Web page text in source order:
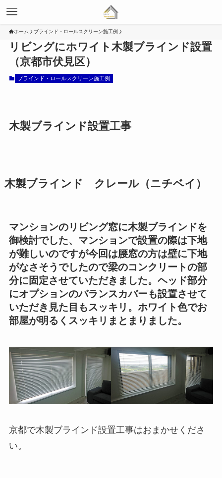
ホーム ブラインド・ロールスクリーン施工例
リビングにホワイト木製ブラインド設置
（京都市伏見区）
ブラインド・ロールスクリーン施工例
木製ブラインド設置工事
木製ブラインド クレール（ニチベイ）
マンションのリビング窓に木製ブラインドを
御検討でした、マンションで設置の際は下地
が難しいのですが今回は腰窓の方は壁に下地
がなさそうでしたので梁のコンクリートの部
分に固定させていただきました。ヘッド部分
にオプションのバランスカバーも設置させて
いただき見た目もスッキリ。ホワイト色でお
部屋が明るくスッキリまとまりました。
京都で木製ブラインド設置工事はおまかせくださ
い。